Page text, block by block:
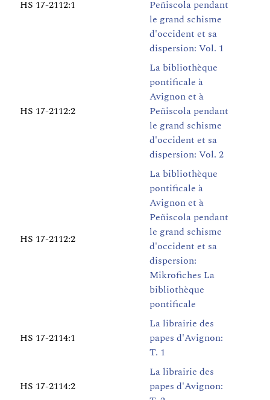
HS 17-2112:1
Peñiscola pendant
le grand schisme
d'occident et sa
dispersion: Vol. 1
HS 17-2112:2
La bibliothèque
pontificale à
Avignon et à
Peñiscola pendant
le grand schisme
d'occident et sa
dispersion: Vol. 2
HS 17-2112:2
La bibliothèque
pontificale à
Avignon et à
Peñiscola pendant
le grand schisme
d'occident et sa
dispersion:
Mikrofiches La
bibliothèque
pontificale
HS 17-2114:1
La librairie des
papes d'Avignon:
T. 1
HS 17-2114:2
La librairie des
papes d'Avignon: